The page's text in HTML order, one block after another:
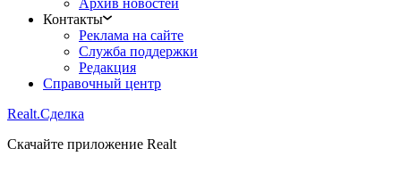
Контакты
Реклама на сайте
Служба поддержки
Редакция
Справочный центр
Realt.Сделка
Скачайте приложение Realt